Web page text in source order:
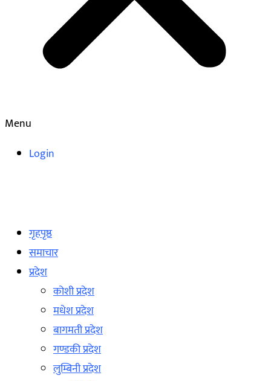
Menu
Login
गृहपृष्ठ
समाचार
प्रदेश
कोशी प्रदेश
मधेश प्रदेश
बागमती प्रदेश
गण्डकी प्रदेश
लुम्बिनी प्रदेश